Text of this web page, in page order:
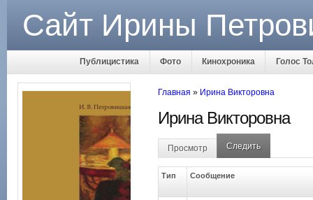
Сайт Ирины
Публицистика Фото Кинохроника Голос
Главная » Ирина Викторовна
Ирина Викторовна
Просмотр Следить
Тип Сообщение